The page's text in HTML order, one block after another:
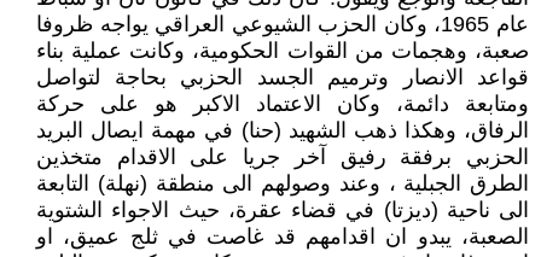
عام 1965، وكان الحزب الشيوعي العراقي يواجه ظروفا
صعبة، وهجمات من القوات الحكومية، وكانت عملية بناء
قواعد الانصار وترميم الجسد الحزبي بحاجة لتواصل
ومتابعة دائمة، وكان الاعتماد الاكبر هو على حركة
الرفاق، وهكذا ذهب الشهيد (حنا) في مهمة ايصال البريد
الحزبي برفقة رفيق آخر جريا على الاقدام متخذين
الطرق الجبلية ، وعند وصولهم الى منطقة (نهلة) التابعة
الى ناحية (ديزتا) في قضاء عقرة، حيث الاجواء الشتوية
الصعبة، يبدو ان اقدامهم قد غاصت في ثلج عميق، او